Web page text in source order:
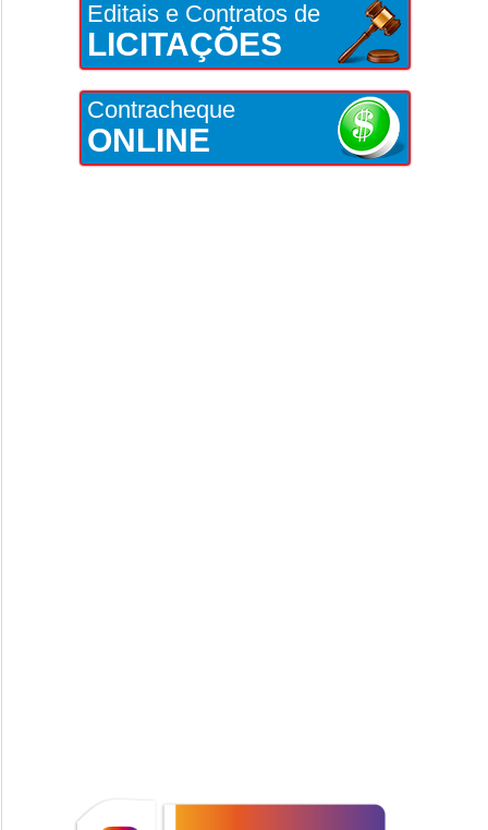
Editais e Contratos de
LICITAÇÕES
Contracheque
ONLINE